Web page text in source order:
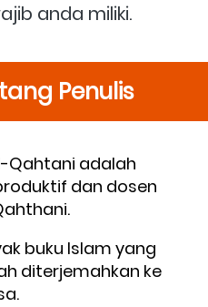
anda miliki.
Penulis
Qahtani adalah
dan dosen
buku Islam yang
diterjemahkan ke